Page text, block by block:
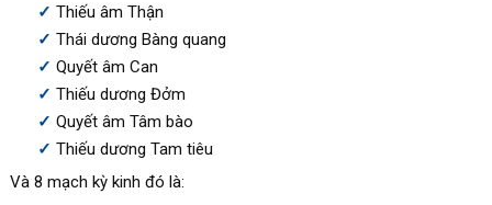
Thiếu âm Thận
Thái dương Bàng quang
Quyết âm Can
Thiếu dương Đởm
Quyết âm Tâm bào
Thiếu dương Tam tiêu
Và 8 mạch kỳ kinh đó là: